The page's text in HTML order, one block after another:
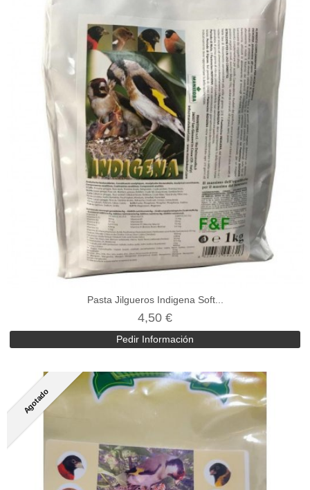
Pasta Jilgueros Indigena Soft...
4,50 €
Pedir Información
Agotado